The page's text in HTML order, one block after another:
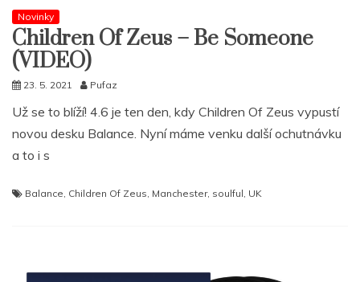
Novinky
Children Of Zeus – Be Someone
(VIDEO)
23. 5. 2021 Pufaz
Už se to blíží! 4.6 je ten den, kdy Children Of Zeus vypustí
novou desku Balance. Nyní máme venku další ochutnávku
a to i s
Balance Children Of Zeus Manchester, soulful UK